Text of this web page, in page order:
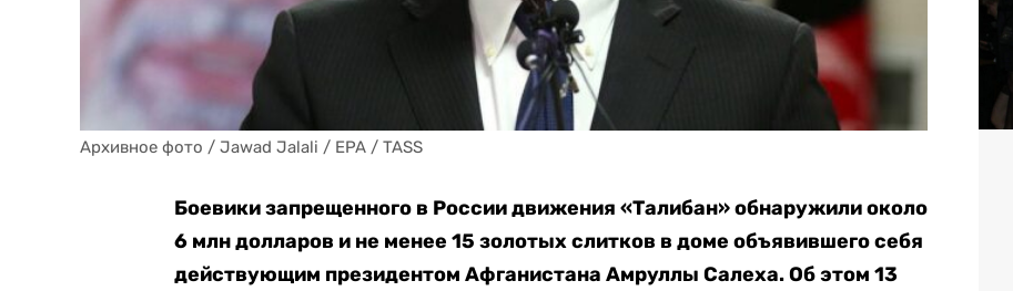
Архивное фото / Jawad Jalali / EPA / TASS
Боевики запрещенного в России движения «Талибан» обнаружили около
6 млн долларов и не менее 15 золотых слитков в доме объявившего себя
действующим президентом Афганистана Амруллы Салеха. Об этом 13